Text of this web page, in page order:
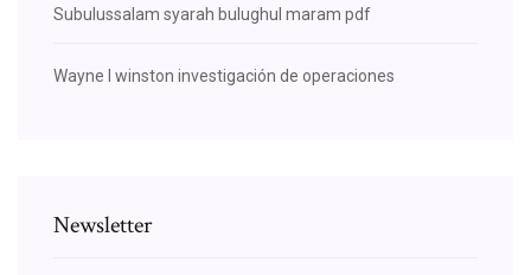
Subulussalam syarah bulughul maram pdf
Wayne l winston investigación de operaciones
Newsletter